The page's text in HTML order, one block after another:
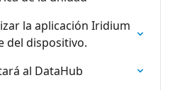
la aplicación Iridium
del dispositivo.
al DataHub